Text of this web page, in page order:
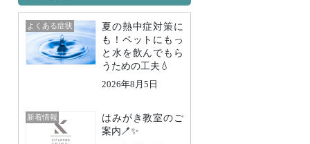
夏の熱中症対策に
も！ペットにもっ
と水を飲んでもら
うための工夫💧
よくある症状
2026年8月5日
はみがき教室のご
案内🪥✨
新着情報